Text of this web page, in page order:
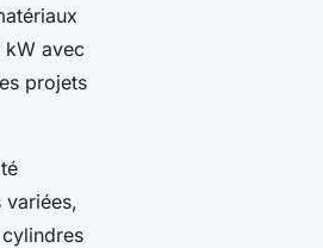
kW avec
projets
variées,